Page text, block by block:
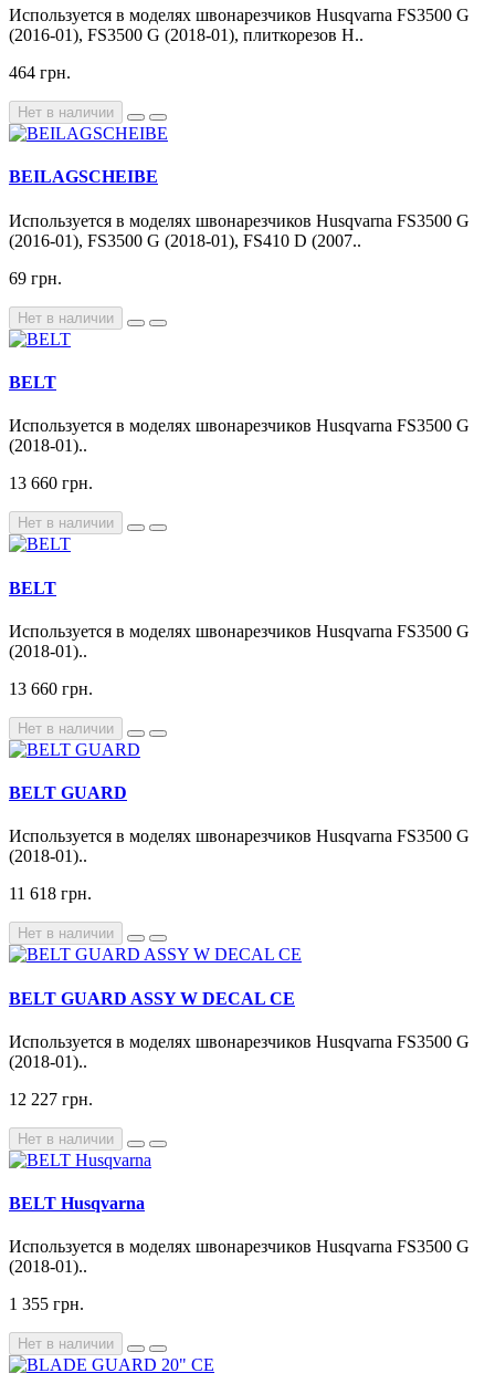
Используется в моделях швонарезчиков Husqvarna FS3500 G
(2016-01), FS3500 G (2018-01), плиткорезов H..
464 грн.
Нет в наличии
BEILAGSCHEIBE
Используется в моделях швонарезчиков Husqvarna FS3500 G
(2016-01), FS3500 G (2018-01), FS410 D (2007..
69 грн.
Нет в наличии
BELT
Используется в моделях швонарезчиков Husqvarna FS3500 G
(2018-01)..
13 660 грн.
Нет в наличии
BELT
Используется в моделях швонарезчиков Husqvarna FS3500 G
(2018-01)..
13 660 грн.
Нет в наличии
BELT GUARD
Используется в моделях швонарезчиков Husqvarna FS3500 G
(2018-01)..
11 618 грн.
Нет в наличии
BELT GUARD ASSY W DECAL CE
Используется в моделях швонарезчиков Husqvarna FS3500 G
(2018-01)..
12 227 грн.
Нет в наличии
BELT Husqvarna
Используется в моделях швонарезчиков Husqvarna FS3500 G
(2018-01)..
1 355 грн.
Нет в наличии